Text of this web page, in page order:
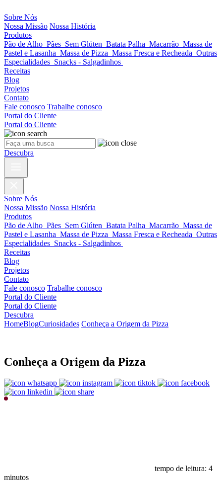
Sobre Nós
Nossa Missão Nossa História
Produtos
Pão de Alho Pães Sem Glúten Batata Palha Macarrão Massa de
Pastel e Lasanha Massa de Pizza Massa Fresca e Recheada Outras
Especialidades Snacks - Salgadinhos
Receitas
Blog
Projetos
Contato
Fale conosco Trabalhe conosco
Portal do Cliente
Portal do Cliente
Descubra
Sobre Nós
Nossa Missão Nossa História
Produtos
Pão de Alho Pães Sem Glúten Batata Palha Macarrão Massa de
Pastel e Lasanha Massa de Pizza Massa Fresca e Recheada Outras
Especialidades Snacks - Salgadinhos
Receitas
Blog
Projetos
Contato
Fale conosco Trabalhe conosco
Portal do Cliente
Portal do Cliente
Descubra
HomeBlogCuriosidades Conheça a Origem da Pizza
Conheça a Origem da Pizza
tempo de leitura: 4
minutos